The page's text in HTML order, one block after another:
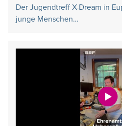
Der Jugendtreff X-Dream in
junge Menschen…